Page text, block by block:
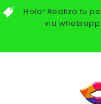
Hola! Realiza tu
via